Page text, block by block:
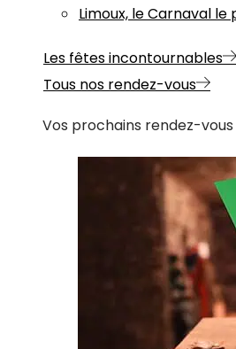
Limoux, le Carnaval
Les fêtes incontournables
Tous nos rendez-vous
Vos prochains rendez-vous